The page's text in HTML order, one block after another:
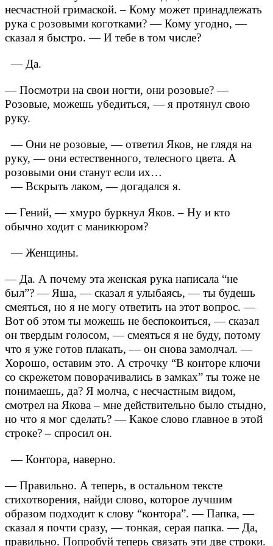
несчастной гримаской. – Кому может принадлежать
рука с розовыми коготками?— Кому угодно, —
сказал я быстро.— И тебе в том числе?
— Да.
— Посмотри на свои ногти, они розовые?—
Розовые, можешь убедиться, — я протянул свою
руку.
— Они не розовые, — ответил Яков, не глядя на
руку, — они естественного, телесного цвета. А
розовыми они станут если их…
— Вскрыть лаком, — догадался я.
— Гений, — хмуро буркнул Яков. – Ну и кто
обычно ходит с маникюром?
— Женщины.
— Да. А почему эта женская рука написала “не
был”?— Яша, — сказал я улыбаясь, — ты будешь
смеяться, но я не могу ответить на этот вопрос.—
Вот об этом ты можешь не беспокоиться, — сказал
он твердым голосом, — смеяться я не буду, потому
что я уже готов плакать, — он снова замолчал. —
Хорошо, оставим это. А строчку “В конторе ключи
со скрежетом поворачивались в замках” ты тоже не
понимаешь, да? Я молча, с несчастным видом,
смотрел на Якова – мне действительно было стыдно,
но что я мог сделать?— Какое слово главное в этой
строке? – спросил он.
— Контора, наверно.
— Правильно. А теперь, в остальном тексте
стихотворения, найди слово, которое лучшим
образом подходит к слову “контора”.— Папка, —
сказал я почти сразу, — тонкая, серая папка.— Да,
правильно. Попробуй теперь связать эти две строки.